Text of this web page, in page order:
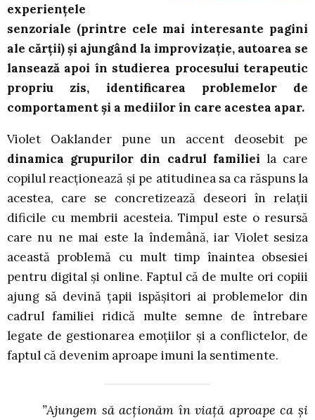
experiențele
senzoriale (printre cele mai interesante pagini
ale cărții) și ajungând la improvizație, autoarea se
lansează apoi în studierea procesului terapeutic
propriu zis, identificarea problemelor de
comportament și a mediilor în care acestea apar.
Violet Oaklander pune un accent deosebit pe
dinamica grupurilor din cadrul familiei la care
copilul reacționează și pe atitudinea sa ca răspuns la
acestea, care se concretizează deseori în relații
dificile cu membrii acesteia. Timpul este o resursă
care nu ne mai este la îndemână, iar Violet sesiza
această problemă cu mult timp înaintea obsesiei
pentru digital și online. Faptul că de multe ori copiii
ajung să devină țapii ispășitori ai problemelor din
cadrul familiei ridică multe semne de întrebare
legate de gestionarea emoțiilor și a conflictelor, de
faptul că devenim aproape imuni la sentimente.
”Ajungem să acționăm în viață aproape ca și